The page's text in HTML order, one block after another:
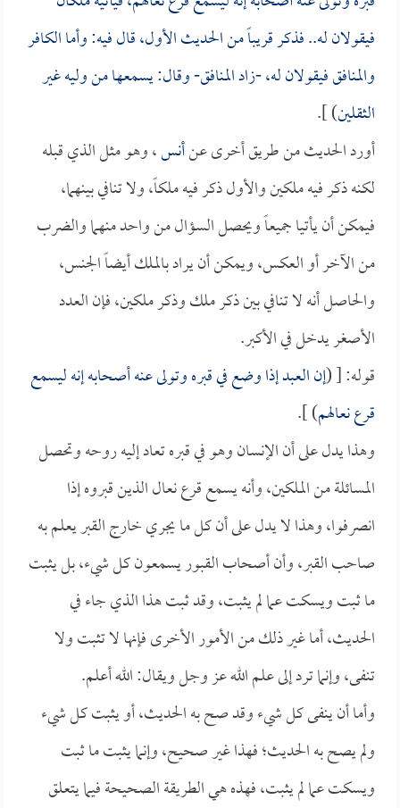
فيقولان له.. فذكر قريباً من الحديث الأول، قال فيه: وأما الكافر
والمنافق فيقولان له، -زاد المنافق- وقال: يسمعها من وليه غير
الثقلين) ].
أورد الحديث من طريق أخرى عنأنس، وهو مثل الذي قبله
لكنه ذكر فيه ملكين والأول ذكر فيه ملكاً، ولا تنافي بينهما،
فيمكن أن يأتيا جميعاً ويحصل السؤال من واحد منهما والضرب
من الآخر أو العكس، ويمكن أن يراد بالملك أيضاً الجنس،
والحاصل أنه لا تنافي بين ذكر ملك وذكر ملكين، فإن العدد
الأصغر يدخل في الأكبر.
قوله: [ (إن العبد إذا وضع في قبره وتولى عنه أصحابه إنه ليسمع
قرع نعالهم) ].
وهذا يدل على أن الإنسان وهو في قبره تعاد إليه روحه وتحصل
المسائلة من الملكين، وأنه يسمع قرع نعال الذين قبروه إذا
انصرفوا، وهذا لا يدل على أن كل ما يجري خارج القبر يعلم به
صاحب القبر، وأن أصحاب القبور يسمعون كل شيء، بل يثبت
ما ثبت ويسكت عما لم يثبت، وقد ثبت هذا الذي جاء في
الحديث، أما غير ذلك من الأمور الأخرى فإنها لا تثبت ولا
تنفى، وإنما ترد إلى علم الله عز وجل ويقال: الله أعلم.
وأما أن ينفى كل شيء وقد صح به الحديث، أو يثبت كل شيء
ولم يصح به الحديث؛ فهذا غير صحيح، وإنما يثبت ما ثبت
ويسكت عما لم يثبت، فهذه هي الطريقة الصحيحة فيما يتعلق